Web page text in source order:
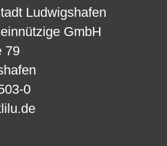
Ludwigshafen
GmbH
79
0